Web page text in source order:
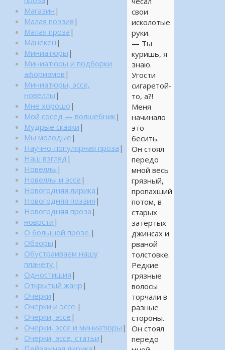
свои
исколотые
руки.
— Ты
куришь, я
знаю.
Угости
сигаретой-
то, а?!
Меня
начинало
это
бесить.
Он стоял
передо
мной весь
грязный,
пропахший
потом, в
старых
затертых
джинсах и
рваной
толстовке.
Редкие
грязные
волосы
торчали в
разные
стороны.
Он стоял
передо
Магазин |
Малая поэзия |
Малая проза |
Манекен |
Миниатюры |
Миниатюры и подборки
афоризмов |
Миниатюры, эссе,
новеллы |
Мне хорошо |
Мой сосед — волшебник|
Мудрые сказки |
Мы молодые |
Научно-популярная проза |
Наш взгляд |
Новеллы |
Новеллы и эссе |
Новогодняя лирика |
Новогодняя поэзия |
Новогодняя проза |
новости |
О большой прозе. |
Обзоры |
Обустраиваем нашу
планету. |
Одностишия |
Открытый жанр |
Очерки |
Очерки и эссе. |
Очерки, эссе |
Очерки, эссе и миниатюры |
Очерки, эссе, статьи |